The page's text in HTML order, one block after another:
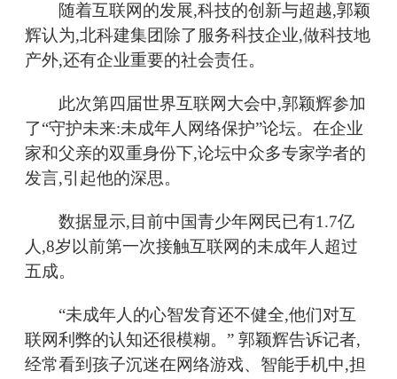
随着互联网的发展,科技的创新与超越,郭颖
辉认为,北科建集团除了服务科技企业,做科技地
产外,还有企业重要的社会责任。
此次第四届世界互联网大会中,郭颖辉参加
了“守护未来:未成年人网络保护”论坛。在企业
家和父亲的双重身份下,论坛中众多专家学者的
发言,引起他的深思。
数据显示,目前中国青少年网民已有1.7亿
人,8岁以前第一次接触互联网的未成年人超过
五成。
“未成年人的心智发育还不健全,他们对互
联网利弊的认知还很模糊。” 郭颖辉告诉记者,
经常看到孩子沉迷在网络游戏、智能手机中,担